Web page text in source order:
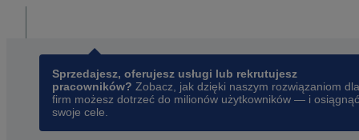
Sprzedajesz, oferujesz usługi lub rekrutujesz
pracowników? Zobacz, jak dzięki naszym rozwiązaniom dla
firm możesz dotrzeć do milionów użytkowników — i osiągnąć
swoje cele.